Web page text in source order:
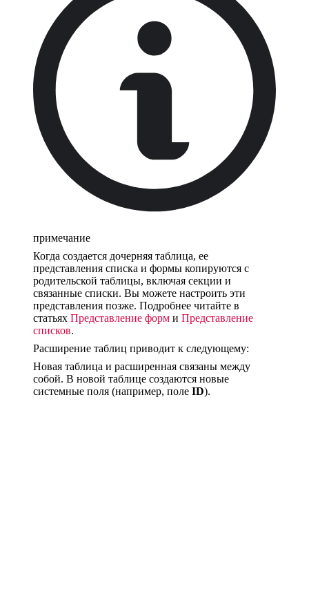
примечание
Когда создается дочерняя таблица, ее
представления списка и формы копируются с
родительской таблицы, включая секции и
связанные списки. Вы можете настроить эти
представления позже. Подробнее читайте в
статьях Представление форм и Представление
списков.
Расширение таблиц приводит к следующему:
Новая таблица и расширенная связаны между
собой. В новой таблице создаются новые
системные поля (например, поле ID).